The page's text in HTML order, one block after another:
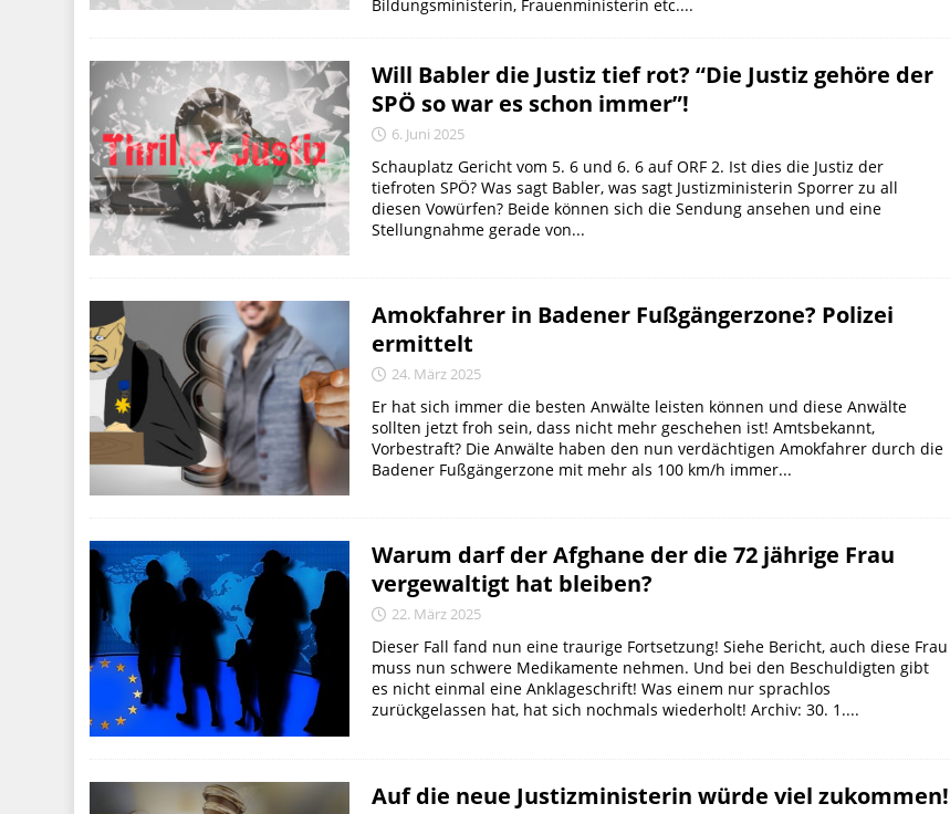
Bildungsministerin, Frauenministerin etc....
Will Babler die Justiz tief rot? “Die Justiz gehöre der
SPÖ so war es schon immer”!
6. Juni 2025
Schauplatz Gericht vom 5. 6 und 6. 6 auf ORF 2. Ist dies die Justiz der
tiefroten SPÖ? Was sagt Babler, was sagt Justizministerin Sporrer zu all
diesen Vowürfen? Beide können sich die Sendung ansehen und eine
Stellungnahme gerade von...
Amokfahrer in Badener Fußgängerzone? Polizei
ermittelt
24. März 2025
Er hat sich immer die besten Anwälte leisten können und diese Anwälte
sollten jetzt froh sein, dass nicht mehr geschehen ist! Amtsbekannt,
Vorbestraft? Die Anwälte haben den nun verdächtigen Amokfahrer durch die
Badener Fußgängerzone mit mehr als 100 km/h immer...
Warum darf der Afghane der die 72 jährige Frau
vergewaltigt hat bleiben?
22. März 2025
Dieser Fall fand nun eine traurige Fortsetzung! Siehe Bericht, auch diese Frau
muss nun schwere Medikamente nehmen. Und bei den Beschuldigten gibt
es nicht einmal eine Anklageschrift! Was einem nur sprachlos
zurückgelassen hat, hat sich nochmals wiederholt! Archiv: 30. 1....
Auf die neue Justizministerin würde viel zukommen!